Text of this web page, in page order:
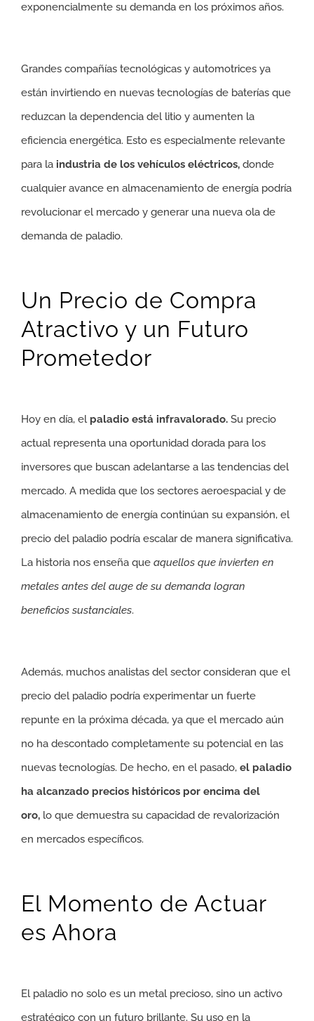
exponencialmente su demanda en los próximos años.
Grandes compañías tecnológicas y automotrices ya
están invirtiendo en nuevas tecnologías de baterías que
reduzcan la dependencia del litio y aumenten la
eficiencia energética. Esto es especialmente relevante
para la industria de los vehículos eléctricos, donde
cualquier avance en almacenamiento de energía podría
revolucionar el mercado y generar una nueva ola de
demanda de paladio.
Un Precio de Compra
Atractivo y un Futuro
Prometedor
Hoy en día, el paladio está infravalorado. Su precio
actual representa una oportunidad dorada para los
inversores que buscan adelantarse a las tendencias del
mercado. A medida que los sectores aeroespacial y de
almacenamiento de energía continúan su expansión, el
precio del paladio podría escalar de manera significativa.
La historia nos enseña que aquellos que invierten en
metales antes del auge de su demanda logran
beneficios sustanciales.
Además, muchos analistas del sector consideran que el
precio del paladio podría experimentar un fuerte
repunte en la próxima década, ya que el mercado aún
no ha descontado completamente su potencial en las
nuevas tecnologías. De hecho, en el pasado, el paladio
ha alcanzado precios históricos por encima del
oro, lo que demuestra su capacidad de revalorización
en mercados específicos.
El Momento de Actuar
es Ahora
El paladio no solo es un metal precioso, sino un activo
estratégico con un futuro brillante. Su uso en la